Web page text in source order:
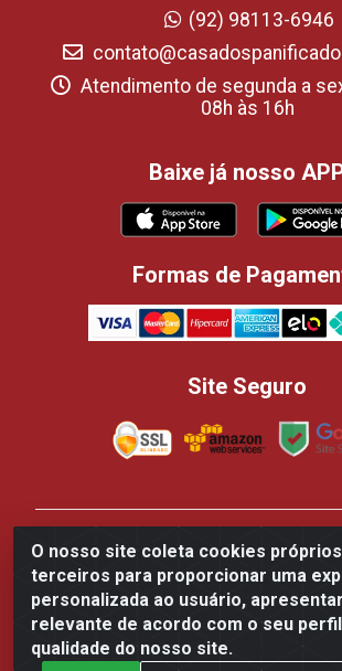
O nosso site coleta cookies
terceiros para proporcionar uma
personalizada ao usuário,
relevante de acordo com o seu
qualidade do nosso site.
(92) 98113-6946
Atendimento de segunda a
08h às 16h
Baixe já nosso
Formas de
Site Seguro
Casa dos Panificadores Disppan
Produtos Para Panificação - Rua Beija-
700 - Tarumã, Manaus/AM - CEP
84.502.145/0002-61